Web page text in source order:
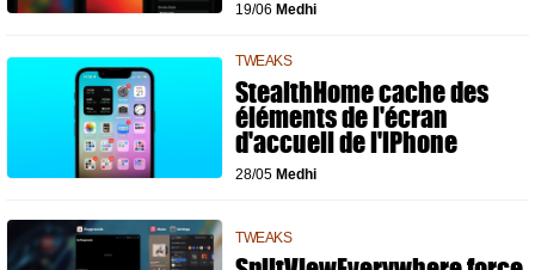
19/06 Medhi
TWEAKS
StealthHome cache des
éléments de l'écran
d'accueil de l'iPhone
28/05 Medhi
TWEAKS